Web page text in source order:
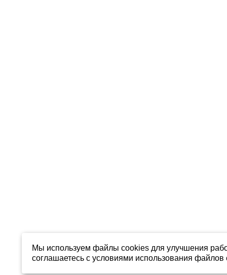
Мы используем файлы cookies для улучшения
соглашаетесь с условиями использования файлов